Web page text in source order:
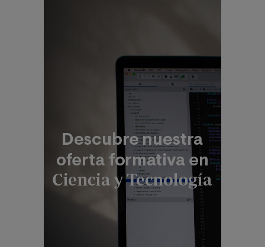
Podrá ponerse en contacto con nuestro Delegado de
Protección de Datos mediante escrito dirigido adpo@
o a Grupo Planeta, At.: Delegado de
Protección de Datos, Avda. Diagonal 662-664, 08034